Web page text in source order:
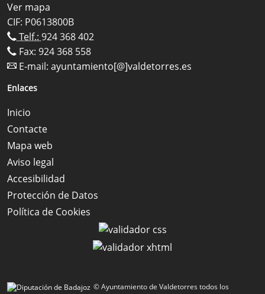
Ver mapa
CIF: P0613800B
Telf.: 924 368 402
Fax: 924 368 558
E-mail: ayuntamiento[@]valdetorres.es
Enlaces
Inicio
Contacte
Mapa web
Aviso legal
Accesibilidad
Protección de Datos
Política de Cookies
© Ayuntamiento de Valdetorres todos los